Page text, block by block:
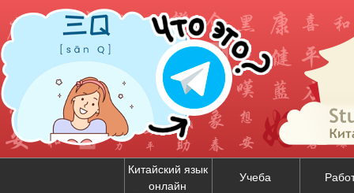
Китайский язык
онлайн
Учеба